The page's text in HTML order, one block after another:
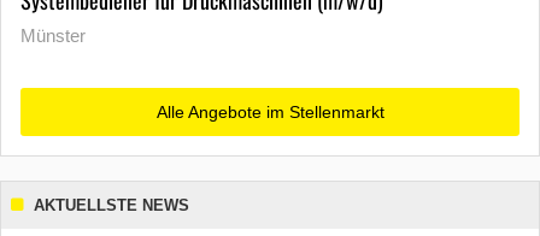
Münster
Alle Angebote im Stellenmarkt
AKTUELLSTE NEWS